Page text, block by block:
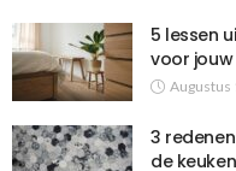
5 lessen
voor jouw
Augustus
3
de